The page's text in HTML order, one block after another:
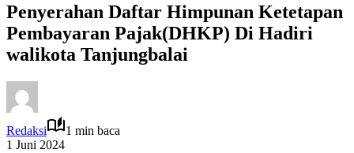
Penyerahan Daftar Himpunan Ketetapan
Pembayaran Pajak(DHKP) Di Hadiri
walikota Tanjungbalai
Redaksi
1 min baca
1 Juni 2024